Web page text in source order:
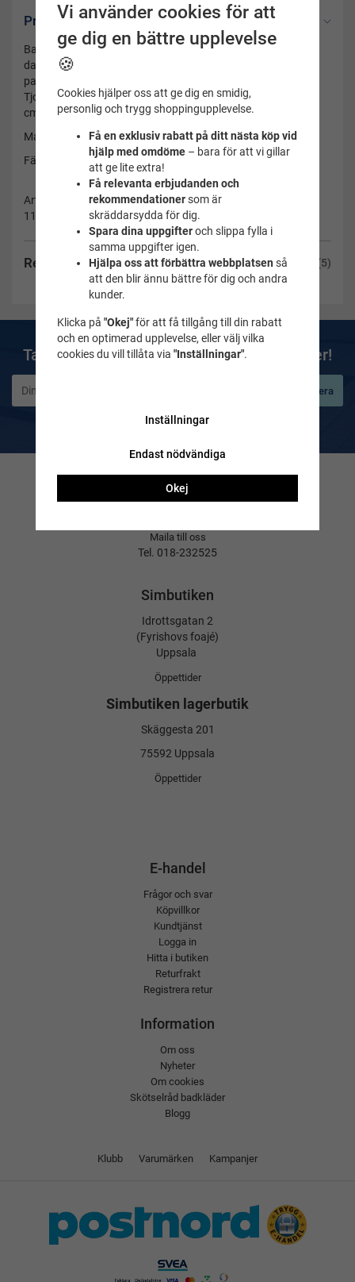
Produktbeskrivning
Recensioner (5)
Badmössa dam bubble cap tic-tac blå är ett perfekt val för
damer med långt hår, som letar efter en rymlig och bekväm
passform. Badmössan finns också i en mängd olika färger.
Tjockt gummimaterial med luftfyllda bubblor. Passar 57-62
cm.
Material: Latex
Färg: Blå, se bild
Artikelnummer:
117-01
Ta del av våra bästa erbjudanden & nyheter!
Prenumerera
De uppgifter du matar in kommer endast användas till våra nyhetsbrev.
Kontakta oss
Maila till oss
Tel. 018-232525
Simbutiken
Idrottsgatan 2
(Fyrishovs foajé)
Uppsala
Öppettider
Simbutiken lagerbutik
Skäggesta 201
75592 Uppsala
Öppettider
E-handel
Frågor och svar
Köpvillkor
Kundtjänst
Logga in
Hitta i butiken
Returfrakt
Registrera retur
Information
Om oss
Nyheter
Om cookies
Skötselråd badkläder
Blogg
Klubb Varumärken Kampanjer
Vi använder cookies för att
ge dig en bättre upplevelse
🍪
Cookies hjälper oss att ge dig en smidig,
personlig och trygg shoppingupplevelse.
Få en exklusiv rabatt på ditt nästa köp vid
hjälp med omdöme– bara för att vi gillar
att ge lite extra!
Få relevanta erbjudanden och
rekommendationersom är
skräddarsydda för dig.
Spara dina uppgifteroch slippa fylla i
samma uppgifter igen.
Hjälpa oss att förbättra webbplatsen så
att den blir ännu bättre för dig och andra
kunder.
Klicka på "Okej"för att få tillgång till din rabatt
och en optimerad upplevelse, eller välj vilka
cookies du vill tillåta via "Inställningar".
Inställningar
Endast nödvändiga
Okej